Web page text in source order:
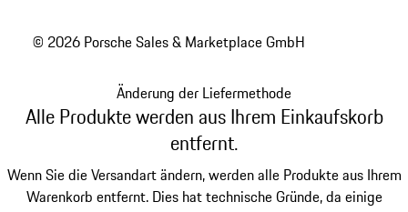
© 2026 Porsche Sales & Marketplace GmbH
Änderung der Liefermethode
Alle Produkte werden aus Ihrem Einkaufskorb
entfernt.
Wenn Sie die Versandart ändern, werden alle Produkte aus Ihrem
Warenkorb entfernt. Dies hat technische Gründe, da einige